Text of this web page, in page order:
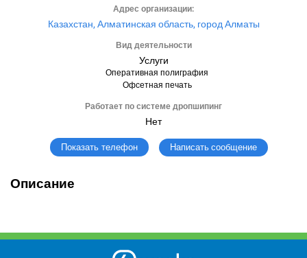
Адрес организации:
Казахстан, Алматинская область, город Алматы
Вид деятельности
Услуги
Оперативная полиграфия
Офсетная печать
Работает по системе дропшипинг
Нет
Показать телефон Написать сообщение
Описание